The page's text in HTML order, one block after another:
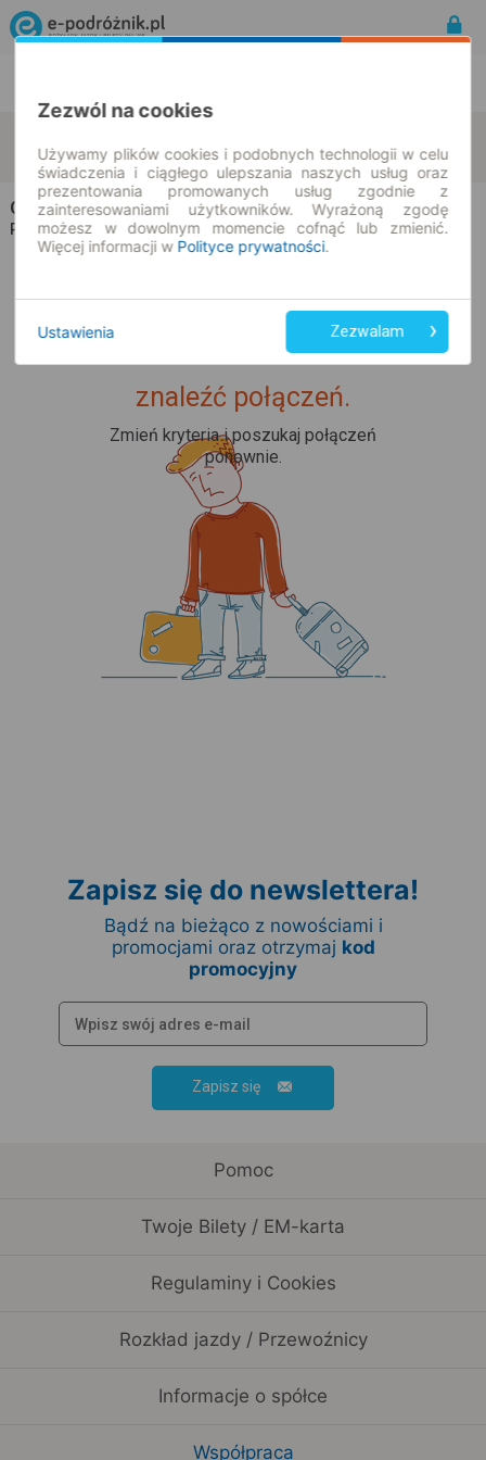
10.08.2026 | -- : --
zmień kryteria
Champion Travelna trasie Kraków → Steinwiesen
Rozkład jazdy i bilety |Wszyscy przewoźnicy
Upss... Nie udało nam się
znaleźć połączeń.
Zmień kryteria i poszukaj połączeń
ponownie.
Zapisz się do newslettera!
Bądź na bieżąco z nowościami i
promocjami oraz otrzymaj kod
promocyjny
Zapisz się
Pomoc
Twoje Bilety / EM-karta
Regulaminy i Cookies
Rozkład jazdy / Przewoźnicy
Informacje o spółce
Współpraca
Zezwól na cookies
Używamy plików cookies i podobnych technologii w celu
świadczenia i ciągłego ulepszania naszych usług oraz
prezentowania promowanych usług zgodnie z
zainteresowaniami użytkowników. Wyrażoną zgodę
możesz w dowolnym momencie cofnąć lub zmienić.
Więcej informacji w Polityce prywatności.
Ustawienia Zezwalam